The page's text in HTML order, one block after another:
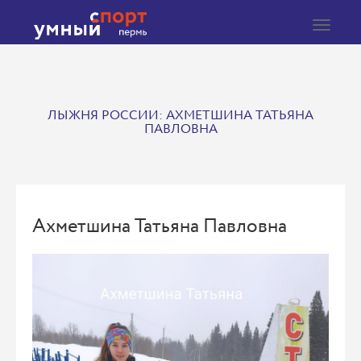
Toggle
ЛЫЖНЯ РОССИИ: АХМЕТШИНА ТАТЬЯНА
ПАВЛОВНА
Ахметшина Татьяна Павловна